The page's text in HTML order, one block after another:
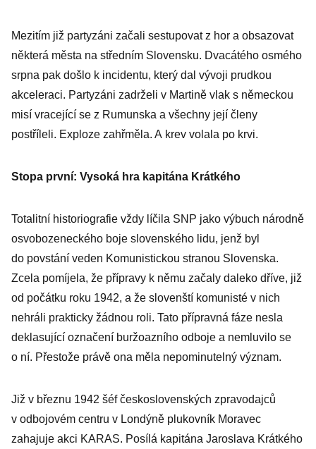
Mezitím již partyzáni začali sestupovat z hor a obsazovat
některá města na středním Slovensku. Dvacátého osmého
srpna pak došlo k incidentu, který dal vývoji prudkou
akceleraci. Partyzáni zadrželi v Martině vlak s německou
misí vracející se z Rumunska a všechny její členy
postříleli. Exploze zahřměla. A krev volala po krvi.
Stopa první: Vysoká hra kapitána Krátkého
Totalitní historiografie vždy líčila SNP jako výbuch národně
osvobozeneckého boje slovenského lidu, jenž byl
do povstání veden Komunistickou stranou Slovenska.
Zcela pomíjela, že přípravy k němu začaly daleko dříve, již
od počátku roku 1942, a že slovenští komunisté v nich
nehráli prakticky žádnou roli. Tato přípravná fáze nesla
deklasující označení buržoazního odboje a nemluvilo se
o ní. Přestože právě ona měla nepominutelný význam.
Již v březnu 1942 šéf československých zpravodajců
v odbojovém centru v Londýně plukovník Moravec
zahajuje akci KARAS. Posílá kapitána Jaroslava Krátkého